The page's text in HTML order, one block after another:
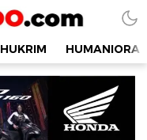
HUKRIM HUMANIORA